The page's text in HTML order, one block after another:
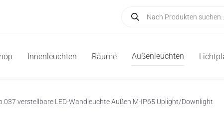
search
Innenleuchten Räume Außenleuchten
verstellbare LED-Wandleuchte Außen M-IP65 Uplight/Downlight